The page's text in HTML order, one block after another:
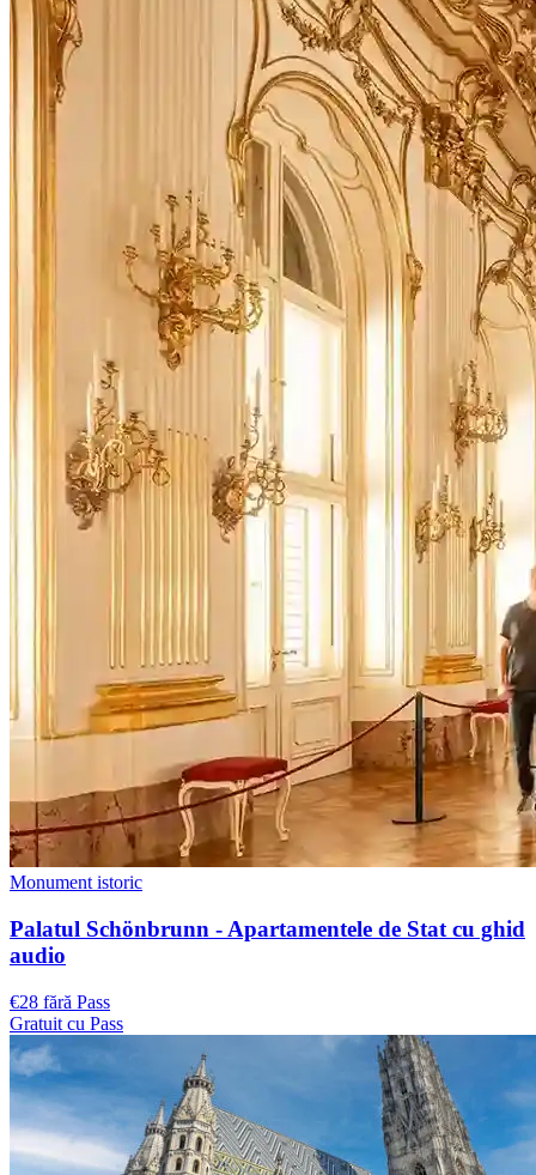
Monument istoric
Palatul Schönbrunn - Apartamentele de Stat cu ghid
audio
€28 fără Pass
Gratuit cu Pass